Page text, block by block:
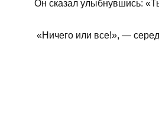
Он сказал улыбнувшись:
«Ничего или все!», —